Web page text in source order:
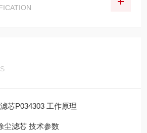
芯P034303 工作原理
尘滤芯 技术参数